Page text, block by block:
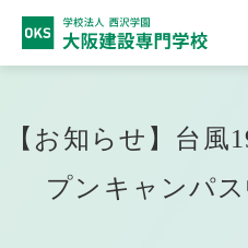
【お知らせ】台風
プンキャンパ